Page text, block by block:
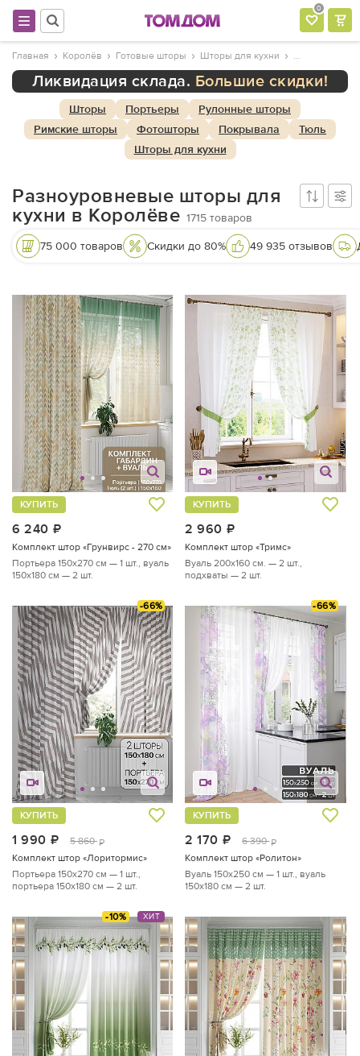
0
Главная Королёв Готовые шторы Шторы для кухни
Ликвидация склада. Большие скидки!
Шторы Портьеры
Рулонные шторы
Римские шторы
Фотошторы Покрывала
Тюль
Шторы для кухни
Разноуровневые шторы для
кухни в Королёве 1715товаров
75 000 товаров Скидки до 80% 49 935 отзывов
6 240
КУПИТЬ
Комплект штор «Грунвирс - 270 см»
Портьера 150х270 см — 1 шт., вуаль
150х180 см — 2 шт.
2 960
КУПИТЬ
Комплект штор «Тримс»
Вуаль 200х160 см. — 2 шт.,
подхваты — 2 шт.
-66%
1 990 руб.
5 860 руб.
КУПИТЬ
Комплект штор «Лоритормис»
Портьера 150х270 см — 1 шт.,
портьера 150х180 см — 2 шт.
-66%
2 170 руб.
6 390 руб.
КУПИТЬ
Комплект штор «Ролитон»
Вуаль 150х250 см — 1 шт., вуаль
150х180 см — 2 шт.
-10% ХИТ